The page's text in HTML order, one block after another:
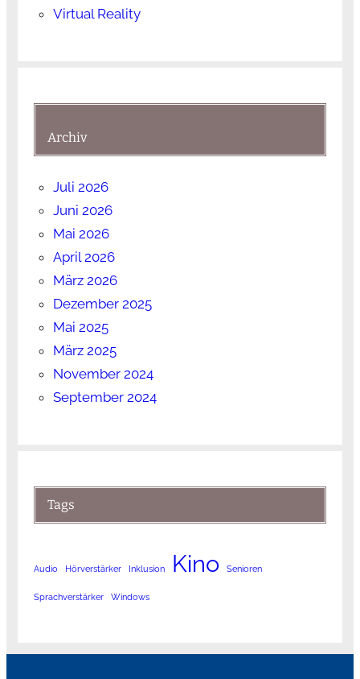
Virtual Reality
Archiv
Juli 2026
Juni 2026
Mai 2026
April 2026
März 2026
Dezember 2025
Mai 2025
März 2025
November 2024
September 2024
Tags
Audio Hörverstärker Inklusion Kino Senioren
Sprachverstärker Windows